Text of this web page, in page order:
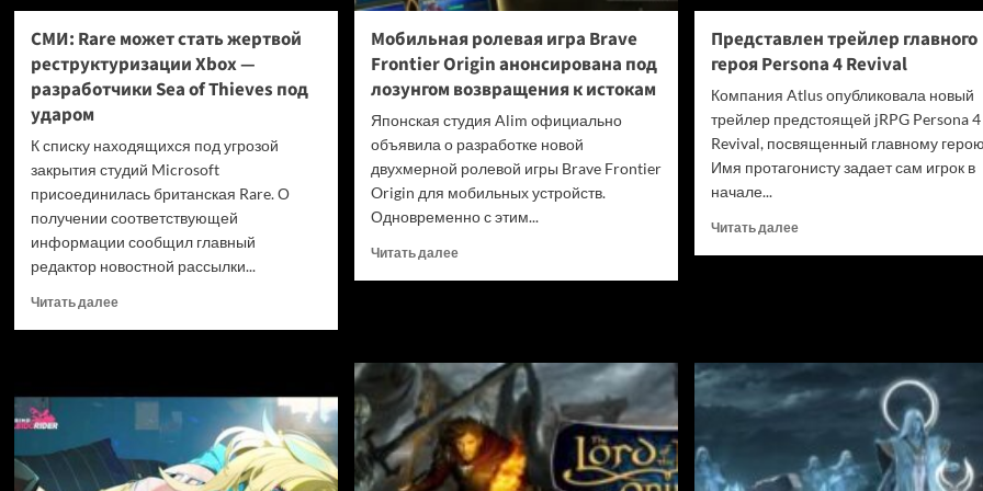
не
убивать
диски
СМИ: Rare может стать жертвой
реструктуризации Xbox —
разработчики Sea of Thieves под
ударом
К списку находящихся под угрозой
закрытия студий Microsoft
присоединилась британская Rare. О
получении соответствующей
информации сообщил главный
редактор новостной рассылки...
Читать далееПрочитать
может
жертвой
реструктуризации
Xbox
Мобильная ролевая игра Brave
Frontier Origin анонсирована под
лозунгом возвращения к истокам
Японская студия Alim официально
объявила о разработке новой
двухмерной ролевой игры Brave Frontier
Origin для мобильных устройств.
Одновременно с этим...
Читать далееПрочитать
Brave
Frontier
Origin
анонсирована
под
лозунгом
Представлен трейлер главного
героя Persona 4 Revival
Компания Atlus опубликовала новый
трейлер предстоящей jRPG Persona 4
Revival, посвященный главному
Имя протагонисту задает сам игрок в
начале...
Читать далееПрочитать
Persona
4